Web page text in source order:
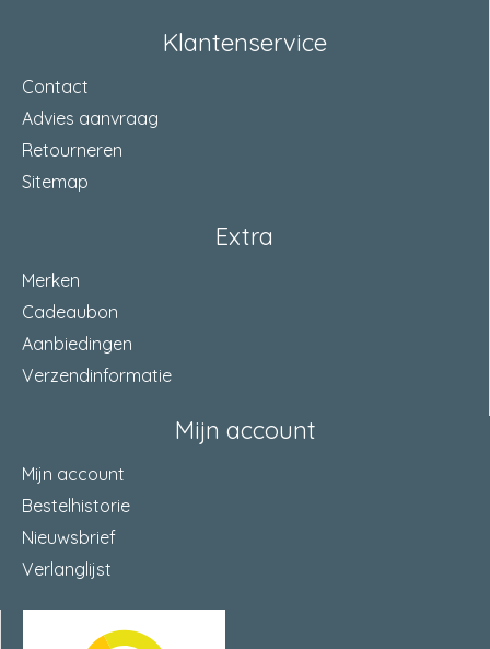
Klantenservice
Contact
Advies aanvraag
Retourneren
Sitemap
Extra
Merken
Cadeaubon
Aanbiedingen
Verzendinformatie
Mijn account
Mijn account
Bestelhistorie
Nieuwsbrief
Verlanglijst